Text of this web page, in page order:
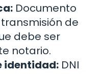
Documento
de
debe ser
notario.
identidad: DNI